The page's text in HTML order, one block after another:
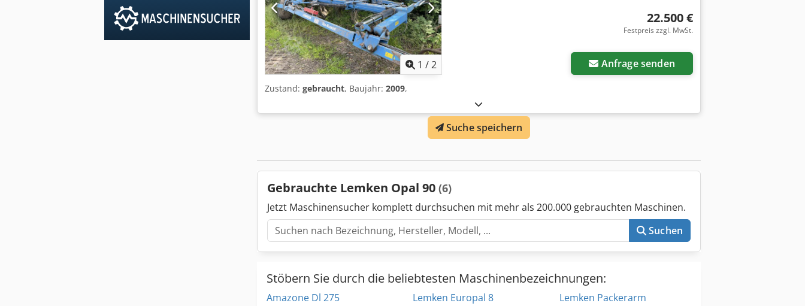
Mehr Bilder anfragen
1 /2
22.500 €
Festpreis zzgl. MwSt.
Anfrage senden
Zustand: gebraucht, Baujahr: 2009,
Suche speichern
Gebrauchte Lemken Opal 90 (6)
Jetzt Maschinensucher komplett durchsuchen mit mehr als 200.000 gebrauchten Maschinen.
Suchen
Stöbern Sie durch die beliebtesten Maschinenbezeichnungen:
Amazone Dl 275
Lemken Europal 8
Lemken Packerarm